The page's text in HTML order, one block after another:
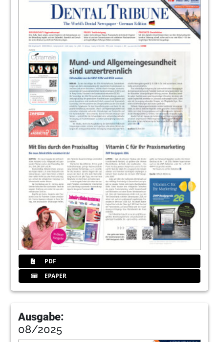
Redaktion
32. DGI-Kongress – Auf dem Weg zur
personalisierten Implantologie
Redaktion
Market
Redaktion
Kulzer GmbH
PDF
EPAPER
Ausgabe:
08/2025